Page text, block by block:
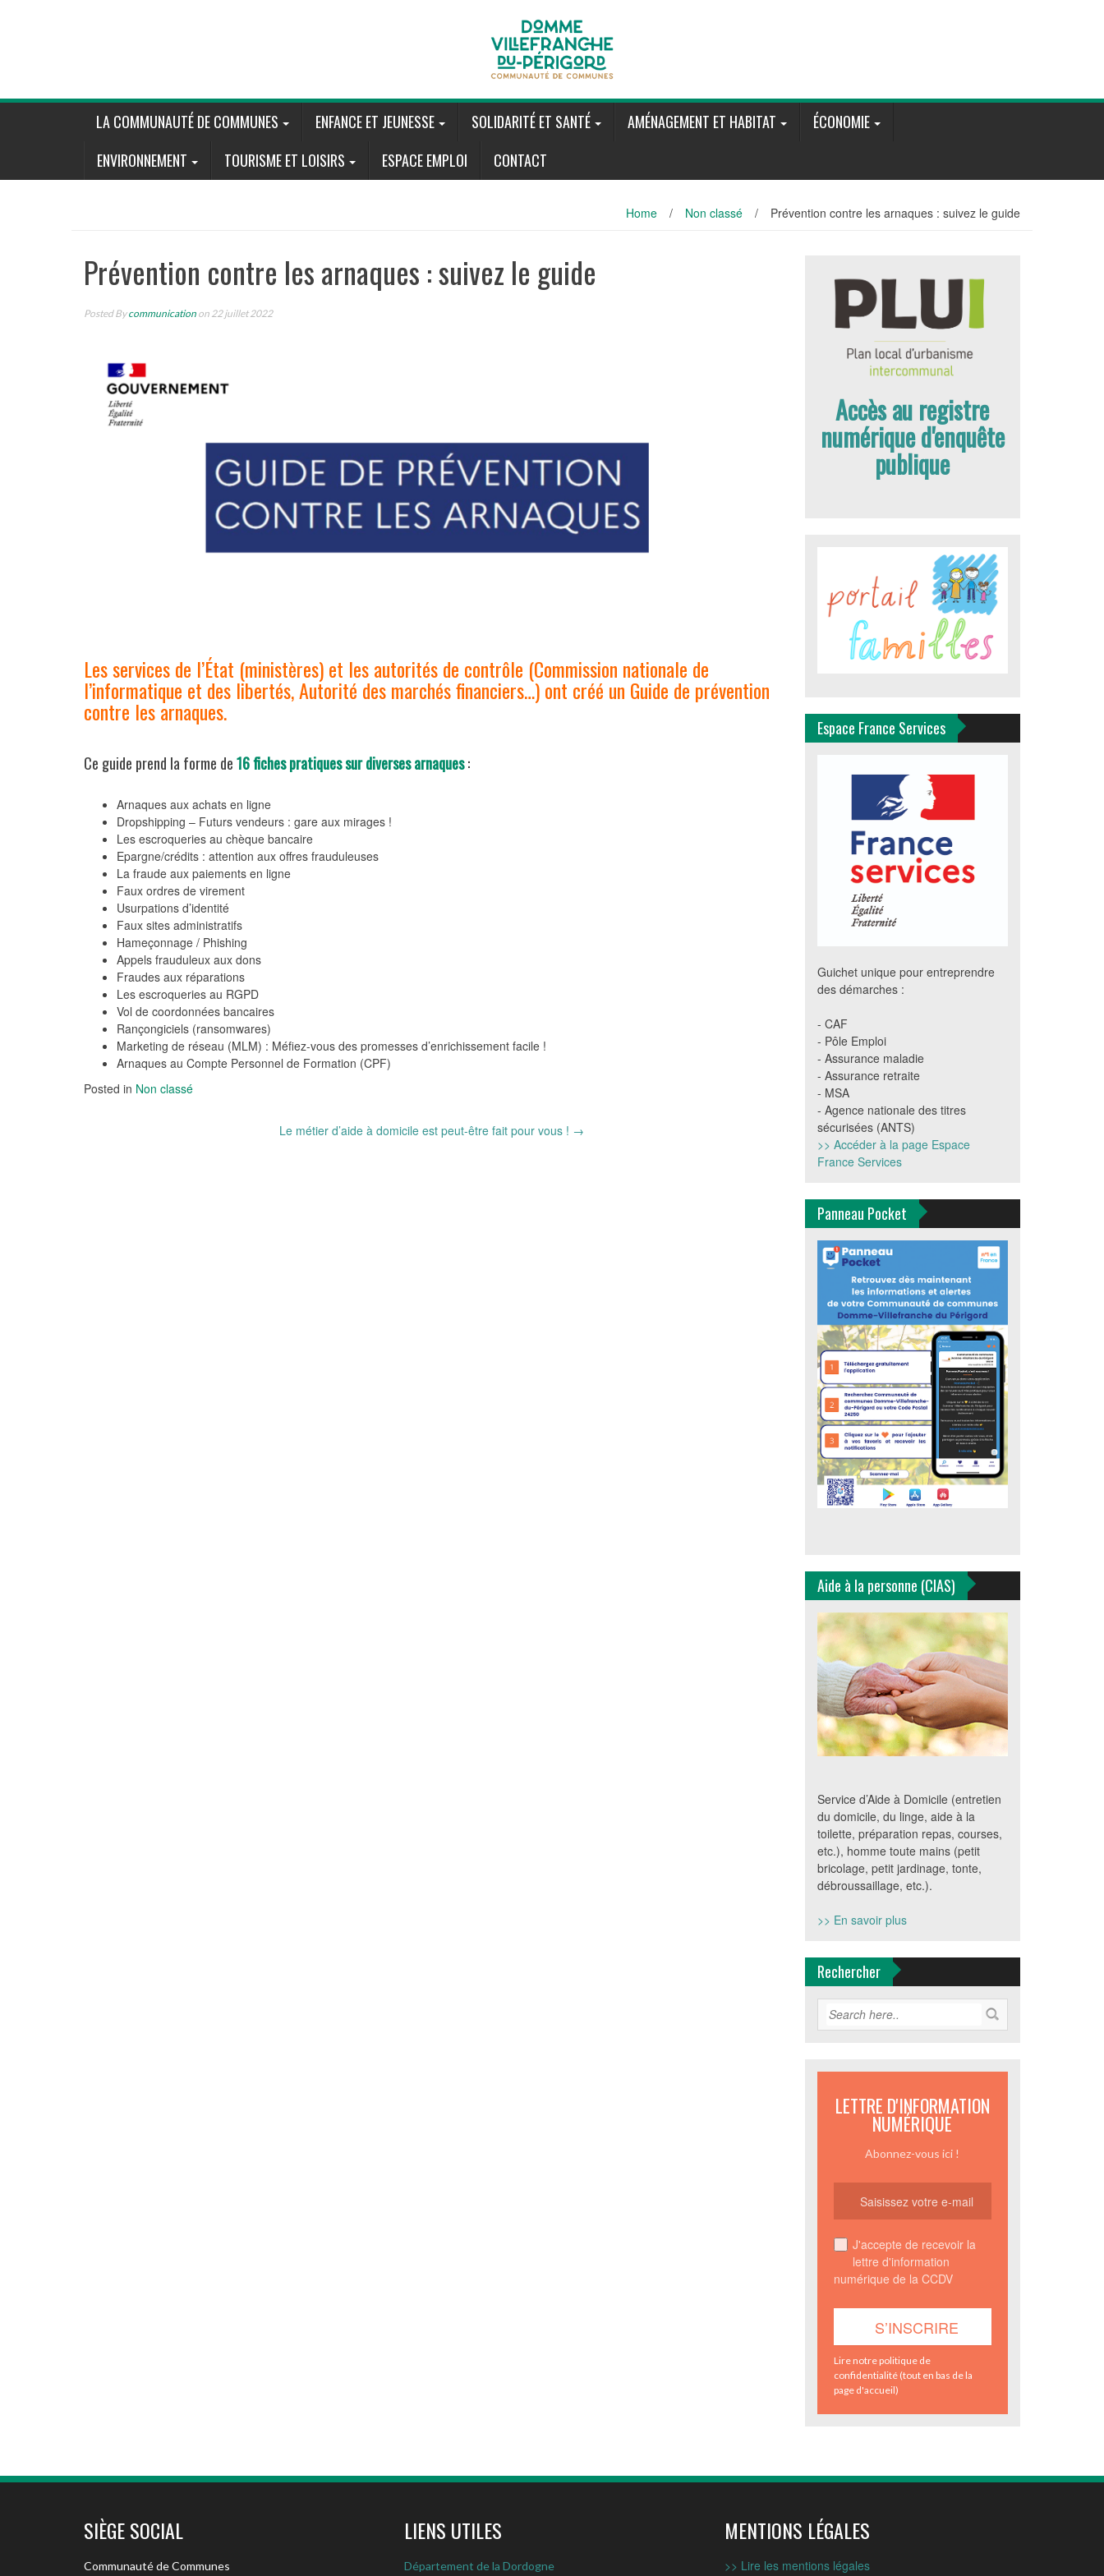
LA COMMUNAUTÉ DE COMMUNES ENFANCE ET JEUNESSE SOLIDARITÉ ET SANTÉ AMÉNAGEMENT ET HABITAT
ÉCONOMIE
ENVIRONNEMENT
TOURISME ET LOISIRS ESPACE EMPLOI CONTACT
Home / Non classé / Prévention contre les arnaques : suivez le guide
Prévention contre les arnaques : suivez le guide
Posted Bycommunication on 22 juillet 2022
Les services de l’État (ministères) et les autorités de contrôle (Commission nationale de
l’informatique et des libertés, Autorité des marchés financiers…) ont créé un Guide de prévention
contre les arnaques.
Ce guide prend la forme de16 fiches pratiques sur diverses arnaques:
Arnaques aux achats en ligne
Dropshipping – Futurs vendeurs : gare aux mirages !
Les escroqueries au chèque bancaire
Epargne/crédits : attention aux offres frauduleuses
La fraude aux paiements en ligne
Faux ordres de virement
Usurpations d’identité
Faux sites administratifs
Hameçonnage / Phishing
Appels frauduleux aux dons
Fraudes aux réparations
Les escroqueries au RGPD
Vol de coordonnées bancaires
Rançongiciels (ransomwares)
Marketing de réseau (MLM) : Méfiez-vous des promesses d’enrichissement facile !
Arnaques au Compte Personnel de Formation (CPF)
Posted in Non classé
Le métier d’aide à domicile est peut-être fait pour vous ! →
Accès au registre
numérique d'enquête
publique
Espace France Services
Guichet unique pour entreprendre
des démarches :
- CAF
- Pôle Emploi
- Assurance maladie
- Assurance retraite
- MSA
- Agence nationale des titres
sécurisées (ANTS)
>> Accéder à la page Espace
France Services
Panneau Pocket
Aide à la personne (CIAS)
Service d’Aide à Domicile (entretien
du domicile, du linge, aide à la
toilette, préparation repas, courses,
etc.), homme toute mains (petit
bricolage, petit jardinage, tonte,
débroussaillage, etc.).
>> En savoir plus
Rechercher
LETTRE D'INFORMATION
NUMÉRIQUE
Abonnez-vous ici !
J'accepte de recevoir la
lettre d'information
numérique de la CCDV
Lire notre politique de
confidentialité (tout en bas de la
page d'accueil)
SIÈGE SOCIAL
Communauté de Communes
LIENS UTILES
Département de la Dordogne
MENTIONS LÉGALES
>> Lire les mentions légales